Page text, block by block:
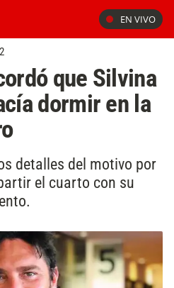
EN VIVO
que Silvina
dormir en la
detalles del motivo por
el cuarto con su